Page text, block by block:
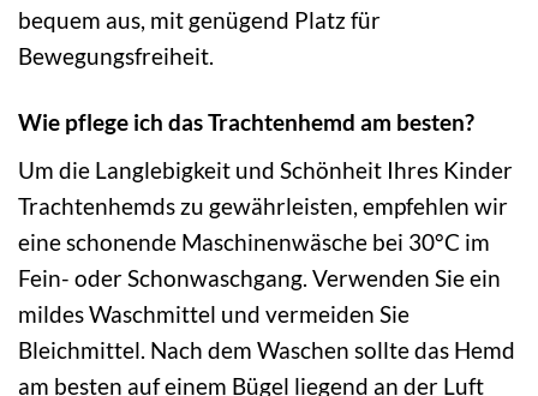
bequem aus, mit genügend Platz für
Bewegungsfreiheit.
Wie pflege ich das Trachtenhemd am besten?
Um die Langlebigkeit und Schönheit Ihres Kinder
Trachtenhemds zu gewährleisten, empfehlen wir
eine schonende Maschinenwäsche bei 30°C im
Fein- oder Schonwaschgang. Verwenden Sie ein
mildes Waschmittel und vermeiden Sie
Bleichmittel. Nach dem Waschen sollte das Hemd
am besten auf einem Bügel liegend an der Luft